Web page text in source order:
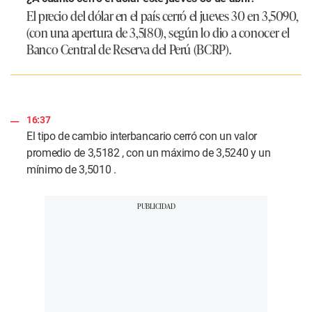
El precio del dólar en el país cerró el jueves 30 en 3,5090,
(con una apertura de 3,5180), según lo dio a conocer el
Banco Central de Reserva del Perú (BCRP).
16:37
El tipo de cambio interbancario cerró con un valor
promedio de 3,5182 , con un máximo de 3,5240 y un
mínimo de 3,5010 .